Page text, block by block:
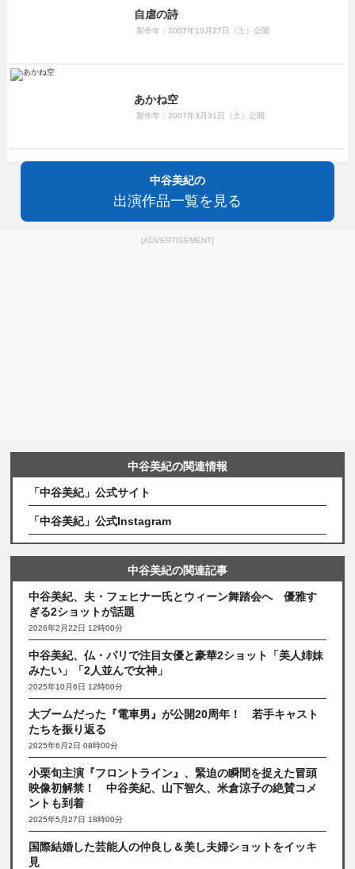
自虐の詩
製作年：2007年10月27日（土）公開
あかね空
製作年：2007年3月31日（土）公開
中谷美紀の
出演作品一覧を見る
[ADVERTISEMENT]
中谷美紀の関連情報
「中谷美紀」公式サイト
「中谷美紀」公式Instagram
中谷美紀の関連記事
中谷美紀、夫・フェヒナー氏とウィーン舞踏会へ 優雅す
ぎる2ショットが話題
2026年2月22日 12時00分
中谷美紀、仏・パリで注目女優と豪華2ショット「美人姉妹
みたい」「2人並んで女神」
2025年10月6日 12時00分
大ブームだった『電車男』が公開20周年！ 若手キャスト
たちを振り返る
2025年6月2日 08時00分
小栗旬主演『フロントライン』、緊迫の瞬間を捉えた冒頭
映像初解禁！ 中谷美紀、山下智久、米倉涼子の絶賛コメ
ントも到着
2025年5月27日 18時00分
国際結婚した芸能人の仲良し＆美し夫婦ショットをイッキ
見